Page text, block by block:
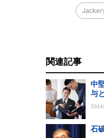
関連記事
中
与
石